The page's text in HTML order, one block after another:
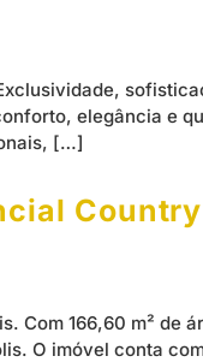
elegância e
[…]
Com 166,60 m² de
O imóvel conta